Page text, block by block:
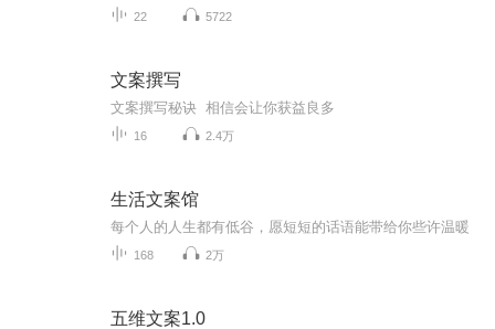
22 5722
文案撰写
文案撰写秘诀 相信会让你获益良多
16 2.4万
生活文案馆
每个人的人生都有低谷，愿短短的话语能带给你些许温暖
168 2万
五维文案1.0